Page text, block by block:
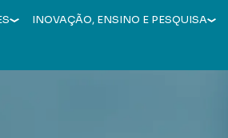
INOVAÇÃO, ENSINO E PESQUISA